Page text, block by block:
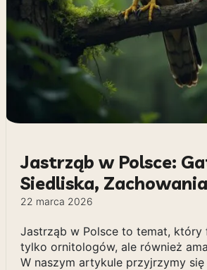
Jastrząb w Polsce:
Siedliska,
22 marca 2026
Jastrząb w Polsce to temat, który
tylko ornitologów, ale również
W naszym artykule przyjrzymy